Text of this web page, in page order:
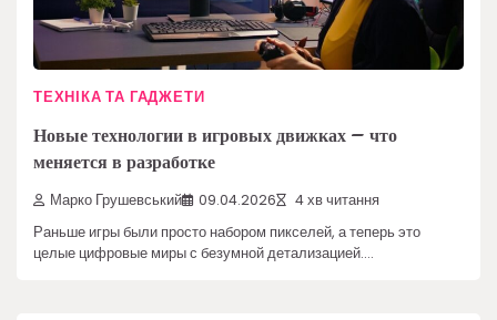
ТЕХНІКА ТА ГАДЖЕТИ
Новые технологии в игровых движках – что
меняется в разработке
Марко Грушевський 09.04.2026 4 хв читання
Раньше игры были просто набором пикселей, а теперь это
целые цифровые миры с безумной детализацией.…